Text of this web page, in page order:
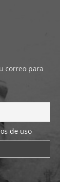
correo para
de uso